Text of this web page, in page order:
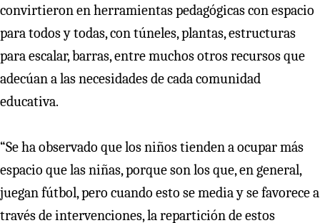
convirtieron en herramientas pedagógicas con espacio
para todos y todas, con túneles, plantas, estructuras
para escalar, barras, entre muchos otros recursos que
adecúan a las necesidades de cada comunidad
educativa.
“Se ha observado que los niños tienden a ocupar más
espacio que las niñas, porque son los que, en general,
juegan fútbol, pero cuando esto se media y se favorece a
través de intervenciones, la repartición de estos